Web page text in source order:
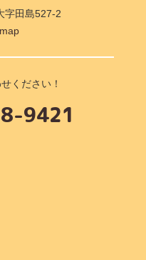
字田島527-2
ください！
9421